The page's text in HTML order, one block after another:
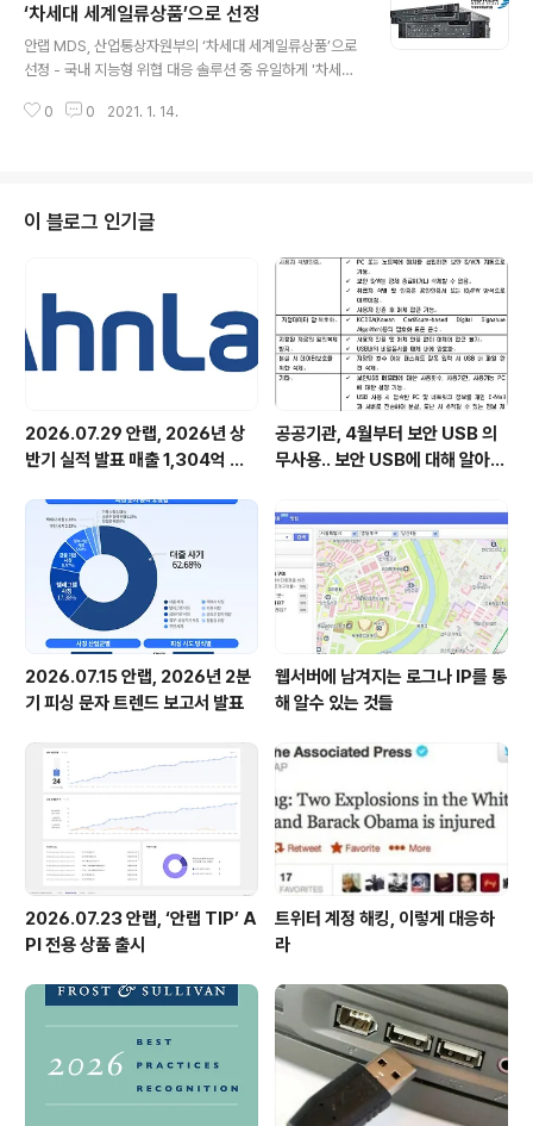
딩 강사 양성 프로그램에 UX, 소셜미디어, 콘텐츠 기획 등
디지털 분야 직무 교육 과정을 추가 확대해 열린 안랩샘 11
기는 ▲SW·AI 교육 강사 과정 ▲UX 기획/디자이너 과정
▲소셜미디어 마케터 과정 ▲콘텐츠 시나리오 기획자 과
정 ▲프로젝트 매니저 과정 등 5개..
‘차세대 세계일류상품’으로 선정
안랩 MDS, 산업통상자원부의 ‘차세대 세계일류상품’으로
선정 - 국내 지능형 위협 대응 솔루션 중 유일하게 '차세대
com )의 지능형 위협 대응 솔루션 ‘AhnLab MDS(이하
능성을 인정받은 상품으로, 안랩 MDS는 국내 지능형 위협
대응 솔루션 중 유일하게 '차세대 세계일류상품'으로 선정
됐다. 안랩 MDS는 랜섬웨어 및 신종 악성코드를 비롯해
알려지지 않은 신변종 위협에 대한 최적화된 대응 방안을
제공하는 지능형 위협 대응 솔루션이다. 안랩 MDS는 글로
벌 보안 솔루..
0 0 2021. 1. 14.
이 블로그 인기글
2026.07.29 안랩, 2026년 상
반기 실적 발표 매출 1,304억 원,
공공기관, 4월부터 보안 USB 의
무사용.. 보안 USB에 대해 알아봅
2026.07.15 안랩, 2026년 2분
기 피싱 문자 트렌드 보고서 발표
웹서버에 남겨지는 로그나 IP를 통
해 알수 있는 것들
2026.07.23 안랩, ‘안랩 TIP’ A
PI 전용 상품 출시
트위터 계정 해킹, 이렇게 대응하
라